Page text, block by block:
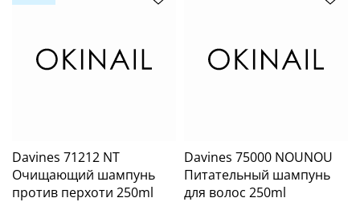
Davines 71212 NT
Очищающий шампунь
против перхоти 250ml
Davines 75000 NOUNOU
Питательный шампунь
для волос 250ml